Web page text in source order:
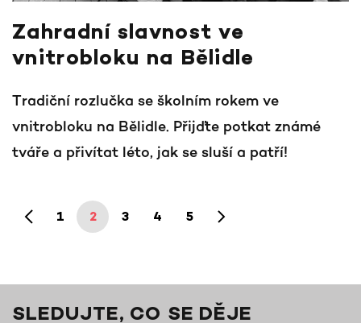
Zahradní slavnost ve
vnitrobloku na Bělidle
Tradiční rozlučka se školním rokem ve
vnitrobloku na Bělidle. Přijďte potkat známé
tváře a přivítat léto, jak se sluší a patří!
1 2 3 4 5
SLEDUJTE, CO SE DĚJE